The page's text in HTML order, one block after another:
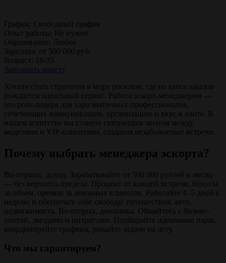
График:
Свободный график
Опыт работы:
Не нужен
Образование:
Любое
Зарплата: от 500 000 руб.
Возраст:
18-35
Заполнить анкету
Хотите стать стратегом в мире роскоши, где из хаоса заказов
рождается идеальный сервис. Работа эскорт-менеджером —
это роль лидера для харизматичных профессионалов,
сочетающих коммуникацию, организацию и вкус к элите. В
нашем агентстве вы станете связующим звеном между
моделями и VIP-клиентами, создавая незабываемые встречи.
Почему выбрать менеджера эскорта?
Во-первых, доход. Зарабатывайте от 500 000 рублей в месяц
— без верхнего предела. Процент от каждой встречи, бонусы
за объем, премии за лояльных клиентов. Работайте 4–5 дней в
неделю и обеспечьте себе свободу: путешествия, авто,
недвижимость. Во-вторых, динамика. Общайтесь с бизнес-
элитой, звездами и интригами. Подбирайте идеальные пары,
координируйте графики, решайте задачи на лету.
Что мы гарантируем?